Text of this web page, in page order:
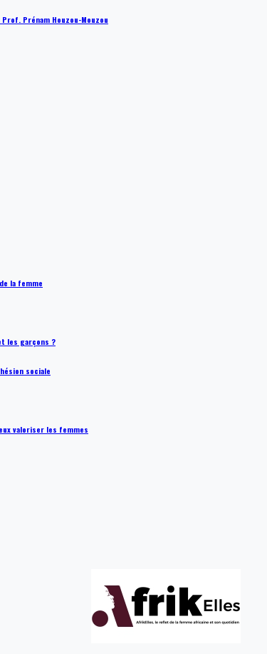
Prénam Houzou-Mouzou
la femme
les garçons ?
sociale
valoriser les femmes